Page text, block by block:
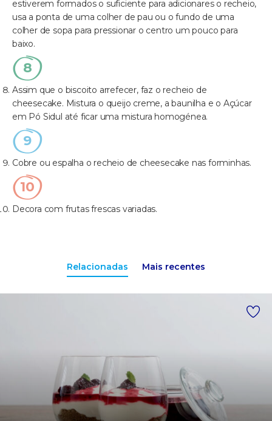
estiverem formados o suficiente para adicionares o recheio,
usa a ponta de uma colher de pau ou o fundo de uma
colher de sopa para pressionar o centro um pouco para
baixo.
Assim que o biscoito arrefecer, faz o recheio de
cheesecake. Mistura o queijo creme, a baunilha e o Açúcar
em Pó Sidul até ficar uma mistura homogénea.
Cobre ou espalha o recheio de cheesecake nas forminhas.
Decora com frutas frescas variadas.
Relacionadas Mais recentes